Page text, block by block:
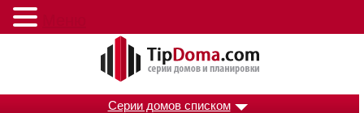
Серии домов списком